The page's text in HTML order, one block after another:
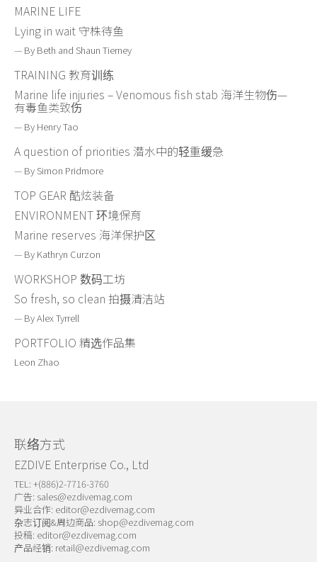
MARINE LIFE
Lying in wait 守株待鱼
— By Beth and Shaun Tierney
TRAINING 教育训练
Marine life injuries – Venomous fish stab 海洋生物伤—
有毒鱼类致伤
— By Henry Tao
A question of priorities 潜水中的轻重缓急
— By Simon Pridmore
TOP GEAR 酷炫装备
ENVIRONMENT 环境保育
Marine reserves 海洋保护区
— By Kathryn Curzon
WORKSHOP 数码工坊
So fresh, so clean 拍摄清洁站
— By Alex Tyrrell
PORTFOLIO 精选作品集
Leon Zhao
联络方式
EZDIVE Enterprise Co., Ltd
TEL: +(886)2-7716-3760
广告: sales@ezdivemag.com
异业合作: editor@ezdivemag.com
杂志订阅&周边商品: shop@ezdivemag.com
投稿: editor@ezdivemag.com
产品经销: retail@ezdivemag.com